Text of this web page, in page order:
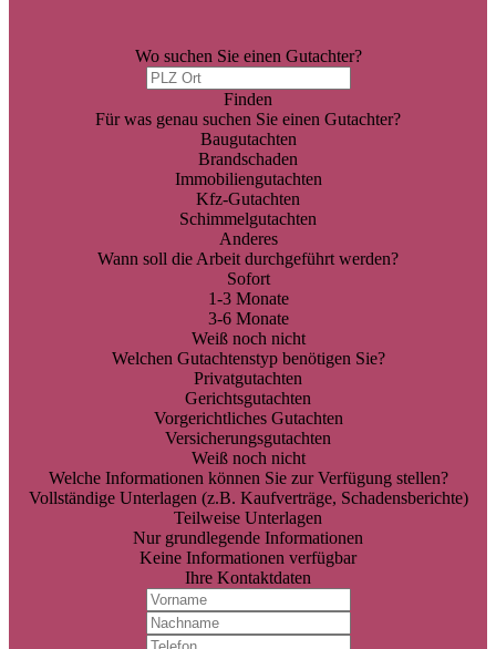
Wo suchen Sie einen Gutachter?
Finden
Für was genau suchen Sie einen Gutachter?
Baugutachten
Brandschaden
Immobiliengutachten
Kfz-Gutachten
Schimmelgutachten
Anderes
Wann soll die Arbeit durchgeführt werden?
Sofort
1-3 Monate
3-6 Monate
Weiß noch nicht
Welchen Gutachtenstyp benötigen Sie?
Privatgutachten
Gerichtsgutachten
Vorgerichtliches Gutachten
Versicherungsgutachten
Weiß noch nicht
Welche Informationen können Sie zur Verfügung stellen?
Vollständige Unterlagen (z.B. Kaufverträge, Schadensberichte)
Teilweise Unterlagen
Nur grundlegende Informationen
Keine Informationen verfügbar
Ihre Kontaktdaten